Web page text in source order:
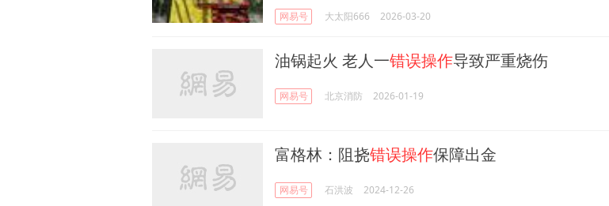
网易号 大太阳666 2026-03-20
油锅起火 老人一错误操作导致严重烧伤
网易号 北京消防 2026-01-19
富格林：阻挠错误操作保障出金
网易号 石洪波 2024-12-26